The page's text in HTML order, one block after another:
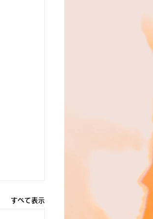
すべて表示